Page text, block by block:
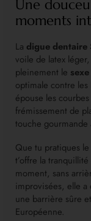
Une
moments
La digue dentaire
voile de latex
pleinement le
optimale contre
épouse les
frémissement de
touche
Que tu pratiques
t’offre la
moment, sans
improvisées, elle
une barrière sûre
Européenne.